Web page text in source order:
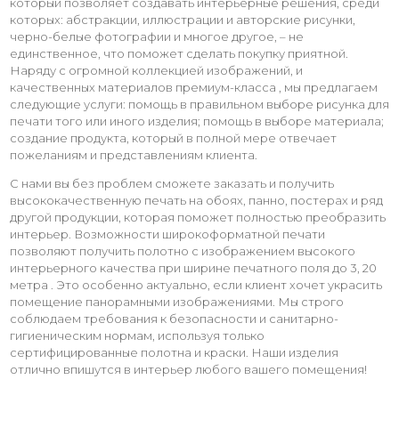
которых: абстракции, иллюстрации и авторские рисунки,
черно-белые фотографии и многое другое, – не
единственное, что поможет сделать покупку приятной.
Наряду с огромной коллекцией изображений, и
качественных материалов премиум-класса , мы предлагаем
следующие услуги: помощь в правильном выборе рисунка для
печати того или иного изделия; помощь в выборе материала;
создание продукта, который в полной мере отвечает
пожеланиям и представлениям клиента.
С нами вы без проблем сможете заказать и получить
высококачественную печать на обоях, панно, постерах и ряд
другой продукции, которая поможет полностью преобразить
интерьер. Возможности широкоформатной печати
позволяют получить полотно с изображением высокого
интерьерного качества при ширине печатного поля до 3, 20
метра . Это особенно актуально, если клиент хочет украсить
помещение панорамными изображениями. Мы строго
соблюдаем требования к безопасности и санитарно-
гигиеническим нормам, используя только
сертифицированные полотна и краски. Наши изделия
отлично впишутся в интерьер любого вашего помещения!